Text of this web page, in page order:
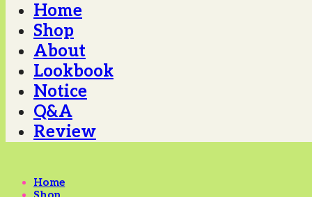
Home
Shop
About
Lookbook
Notice
Q&A
Review
Home